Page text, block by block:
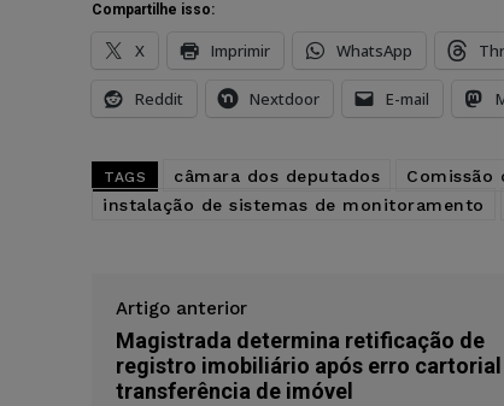
Compartilhe isso:
X Imprimir WhatsApp
Reddit Nextdoor E-mail
TAGS câmara dos deputados
Comissão
instalação de sistemas de monitoramento
Artigo anterior
Magistrada determina retificação de
registro imobiliário após erro cartorial
transferência de imóvel